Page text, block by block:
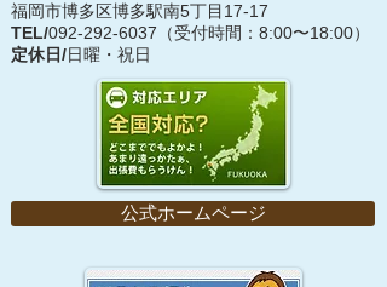
福岡市博多区博多駅南5丁目17-17
TEL/092-292-6037 （受付時間：8:00〜18:00）
定休日/日曜・祝日
公式ホームページ